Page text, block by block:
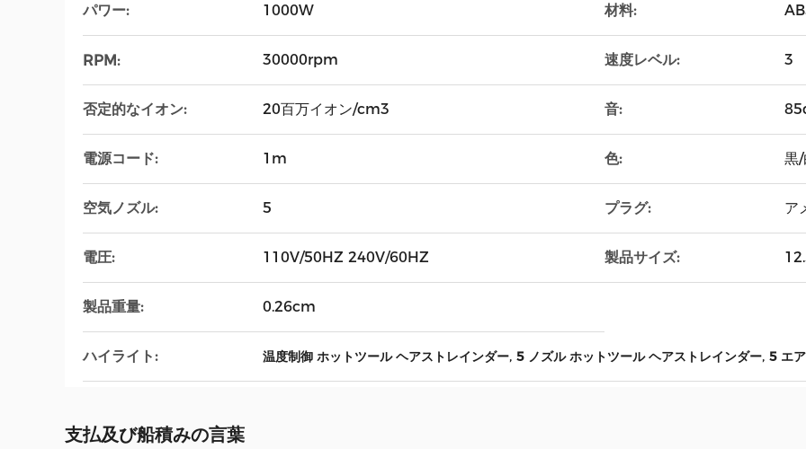
パワー: 1000W 材料:
RPM: 30000rpm 速度レベル: 3
否定的なイオン: 20百万イオン/cm3 音:
電源コード: 1m 色: 黒
空気ノズル: 5 プラグ: ア
電圧: 110V/50HZ 240V/60HZ 製品サイズ:
製品重量: 0.26cm
ハイライト: 温度制御 ホットツール ヘアストレインダー, 5 ノズル ホットツール ヘアストレインダー, 5 エ
支払及び船積みの言葉